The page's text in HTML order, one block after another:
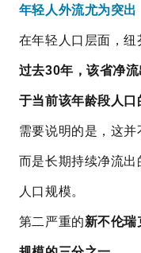
年轻人外流尤为突出
在年轻人口层面，纽
过去30年，该省净
于当前该年龄段人口
需要说明的是，这并
而是长期持续净流
人口规模。
第二严重的新不伦瑞